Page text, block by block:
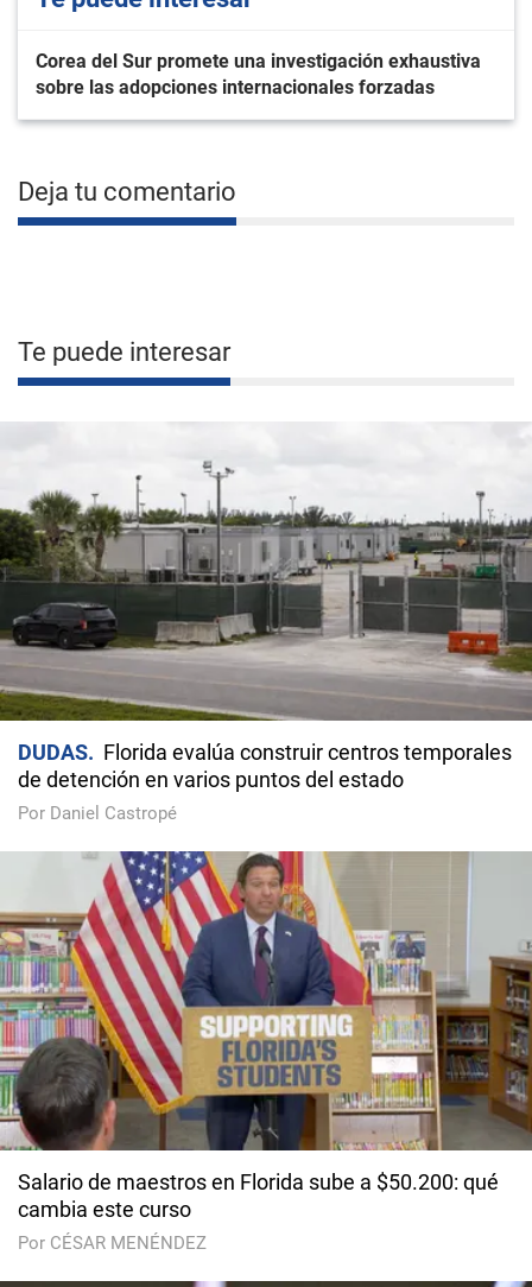
Corea del Sur promete una investigación exhaustiva
sobre las adopciones internacionales forzadas
Deja tu comentario
Te puede interesar
DUDAS
Florida evalúa construir centros temporales
de detención en varios puntos del estado
Por Daniel Castropé
Salario de maestros en Florida sube a $50.200: qué
cambia este curso
Por CÉSAR MENÉNDEZ